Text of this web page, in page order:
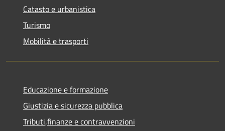
Catasto e urbanistica
Turismo
Mobilità e trasporti
Educazione e formazione
Giustizia e sicurezza pubblica
Tributi,finanze e contravvenzioni